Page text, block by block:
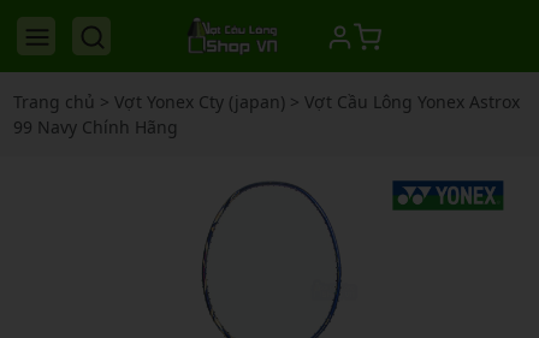
Trang chủ > Vợt Yonex Cty (japan) > Vợt Cầu Lông Yonex Astrox
99 Navy Chính Hãng